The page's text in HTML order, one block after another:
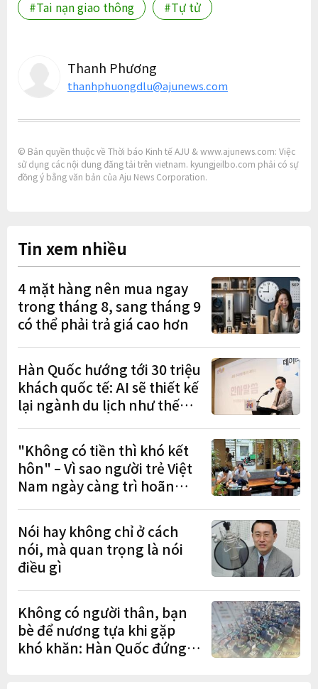
#Tai nạn giao thông
#Tự tử
Thanh Phương
thanhphuongdlu@ajunews.com
© Bản quyền thuộc về Thời báo Kinh tế AJU & www.ajunews.com: Việc
sử dụng các nội dung đăng tải trên vietnam. kyungjeilbo.com phải có sự
đồng ý bằng văn bản của Aju News Corporation.
Tin xem nhiều
4 mặt hàng nên mua ngay
trong tháng 8, sang tháng 9
có thể phải trả giá cao hơn
Hàn Quốc hướng tới 30 triệu
khách quốc tế: AI sẽ thiết kế
lại ngành du lịch như thế
"Không có tiền thì khó kết
hôn" – Vì sao người trẻ Việt
Nam ngày càng trì hoãn
Nói hay không chỉ ở cách
nói, mà quan trọng là nói
điều gì
Không có người thân, bạn
bè để nương tựa khi gặp
khó khăn: Hàn Quốc đứng